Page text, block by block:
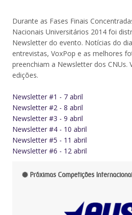
Durante as Fases Finais
Nacionais Universitários 2014 foi
Newsletter do evento. Notícias do
entrevistas, VoxPop e as melhores
preenchiam a Newsletter dos CNUs.
edições.
Newsletter #1 - 7 abril
Newsletter #2 - 8 abril
Newsletter #3 - 9 abril
Newsletter #4 - 10 abril
Newsletter #5 - 11 abril
Newsletter #6 - 12 abril
Próximas Competições